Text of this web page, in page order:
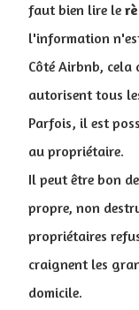
faut bien lire le
l'information
Côté Airbnb, cela
autorisent tous
Parfois, il est
au propriétaire.
Il peut être bon
propre, non
propriétaires
craignent les
domicile.